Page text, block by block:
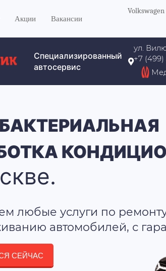
Акции Вакансии
Volkswagen
Специализированный
автосервис
ул.
+7 (499)
любые услуги по
автомобилей, с
СЕЙЧАС